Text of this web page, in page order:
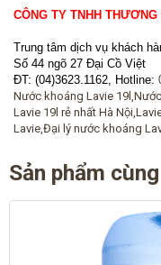
CÔNG TY TNHH
Trung tâm dịch vụ khách
Số 44 ngõ 27 Đại Cồ Việt
ĐT: (04)3623.1162, Hotline:
Nước khoáng Lavie
Lavie 19l rẻ nhất Hà
Lavie,Đại lý nước khoáng
Sản phẩm